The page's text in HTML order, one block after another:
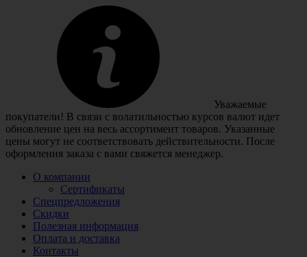
Уважаемые
покупатели! В связи с волатильностью курсов валют идет
обновление цен на весь ассортимент товаров. Указанные
цены могут не соответствовать действительности. После
оформления заказа с вами свяжется менеджер.
О компании
Сертификаты
Спецпредложения
Скидки
Полезная информация
Оплата и доставка
Контакты